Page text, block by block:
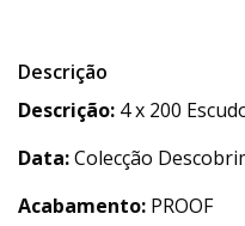
Descrição
Descrição: 4 x 200
Data:Colecção
Acabamento: PROOF